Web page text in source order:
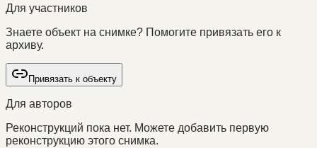
Для участников
Знаете объект на снимке? Помогите привязать его к
архиву.
Привязать к объекту
Для авторов
Реконструкций пока нет. Можете добавить первую
реконструкцию этого снимка.